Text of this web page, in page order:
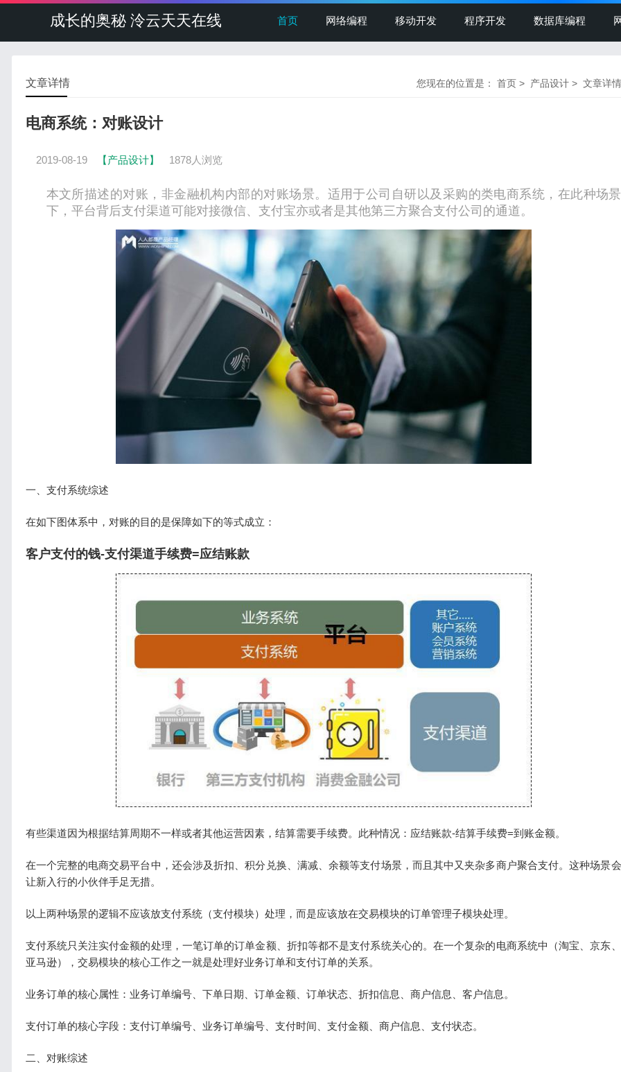
成长的奥秘 泠云天天在线 首页 网络编程 移动开发 程序开发 数据库编程
您现在的位置是： 首页> 产品设计> 文章详情
文章详情
电商系统：对账设计
2019-08-19 【产品设计】 1878人浏览
本文所描述的对账，非金融机构内部的对账场景。适用于公司自研以及采购的类电商系统，在此种场景
下，平台背后支付渠道可能对接微信、支付宝亦或者是其他第三方聚合支付公司的通道。
一、支付系统综述
在如下图体系中，对账的目的是保障如下的等式成立：
客户支付的钱-支付渠道手续费=应结账款
有些渠道因为根据结算周期不一样或者其他运营因素，结算需要手续费。此种情况：应结账款-结算手续费=到账金额。
在一个完整的电商交易平台中，还会涉及折扣、积分兑换、满减、余额等支付场景，而且其中又夹杂多商户聚合支付。这种场景会
让新入行的小伙伴手足无措。
以上两种场景的逻辑不应该放支付系统（支付模块）处理，而是应该放在交易模块的订单管理子模块处理。
支付系统只关注实付金额的处理，一笔订单的订单金额、折扣等都不是支付系统关心的。在一个复杂的电商系统中（淘宝、京东、
亚马逊），交易模块的核心工作之一就是处理好业务订单和支付订单的关系。
业务订单的核心属性：业务订单编号、下单日期、订单金额、订单状态、折扣信息、商户信息、客户信息。
支付订单的核心字段：支付订单编号、业务订单编号、支付时间、支付金额、商户信息、支付状态。
二、对账综述